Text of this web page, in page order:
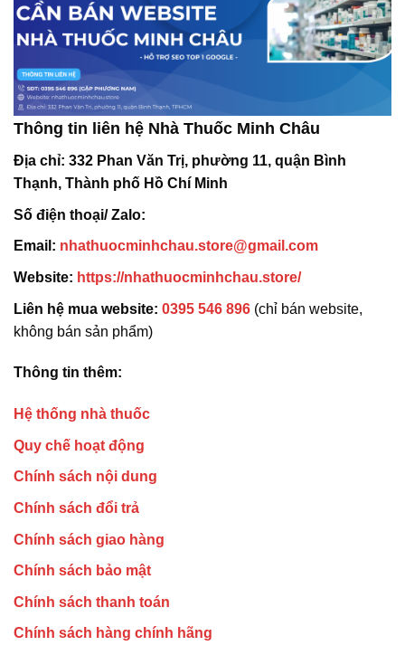
Thông tin liên hệ Nhà Thuốc Minh Châu
Địa chỉ: 332 Phan Văn Trị, phường 11, quận Bình
Thạnh, Thành phố Hồ Chí Minh
Số điện thoại/ Zalo:
Email: nhathuocminhchau.store@gmail.com
Website: https://nhathuocminhchau.store/
Liên hệ mua website: 0395 546 896 (chỉ bán website,
không bán sản phẩm)
Thông tin thêm:
Hệ thống nhà thuốc
Quy chế hoạt động
Chính sách nội dung
Chính sách đổi trả
Chính sách giao hàng
Chính sách bảo mật
Chính sách thanh toán
Chính sách hàng chính hãng